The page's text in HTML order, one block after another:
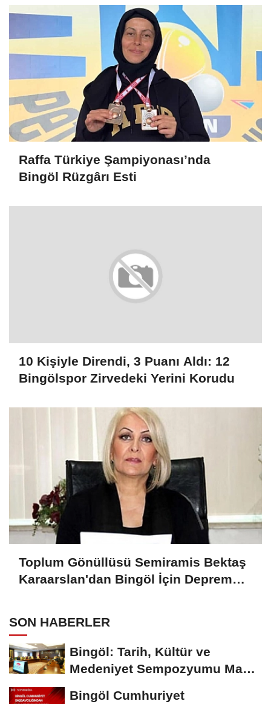
Raffa Türkiye Şampiyonası’nda
Bingöl Rüzgârı Esti
10 Kişiyle Direndi, 3 Puanı Aldı: 12
Bingölspor Zirvedeki Yerini Korudu
Toplum Gönüllüsü Semiramis Bektaş
Karaarslan'dan Bingöl İçin Deprem
SON HABERLER
Bingöl: Tarih, Kültür ve
Medeniyet Sempozyumu Mayıs
Bingöl Cumhuriyet